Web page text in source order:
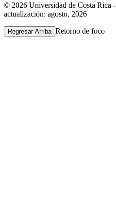
© 2026 Universidad de Costa Rica -
actualización: agosto, 2026
Regresar Arriba Retorno de foco